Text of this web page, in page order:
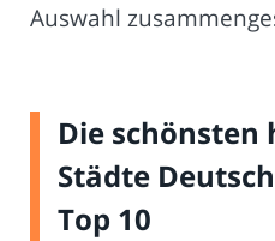
Auswahl
Die schönsten
Städte
Top 10